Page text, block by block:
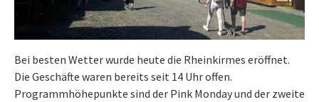
Bei besten Wetter wurde heute die Rheinkirmes eröffnet.
Die Geschäfte waren bereits seit 14 Uhr offen.
Programmhöhepunkte sind der Pink Monday und der zweite